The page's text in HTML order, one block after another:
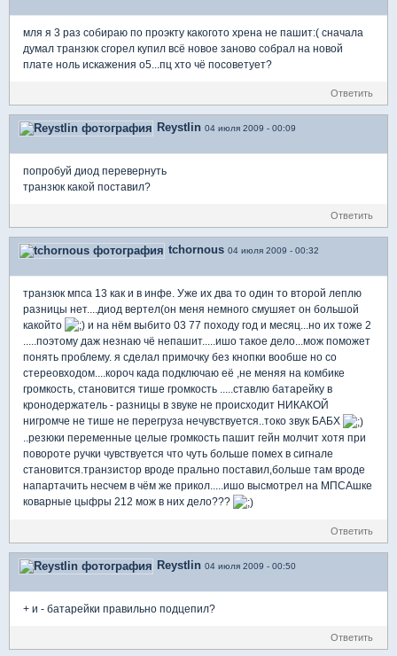
мля я 3 раз собираю по проэкту какогото хрена не пашит:( сначала
думал транзюк сгорел купил всё новое заново собрал на новой
плате ноль искажения о5...пц хто чё посоветует?
Ответить
Reystlin 04 июля 2009 - 00:09
попробуй диод перевернуть
транзюк какой поставил?
Ответить
tchornous 04 июля 2009 - 00:32
транзюк мпса 13 как и в инфе. Уже их два то один то второй леплю
разницы нет....диод вертел(он меня немного смушяет он большой
какойто
.....поэтому даж незнаю чё непашит.....ишо такое дело...мож поможет
понять проблему. я сделал примочку без кнопки вообше но со
стереовходом....короч када подключаю её ,не меняя на комбике
громкость, становится тише громкость .....ставлю батарейку в
кронодержатель - разницы в звуке не происходит НИКАКОЙ
нигромче не тише не перегруза нечувствуется..токо звук БАБХ
..резюки переменные целые громкость пашит гейн молчит хотя при
повороте ручки чувствуется что чуть больше помех в сигнале
становится.транзистор вроде прально поставил,больше там вроде
напартачить несчем в чём же прикол.....ишо высмотрел на МПСАшке
коварные цыфры 212 мож в них дело???
Ответить
Reystlin 04 июля 2009 - 00:50
+ и - батарейки правильно подцепил?
Ответить